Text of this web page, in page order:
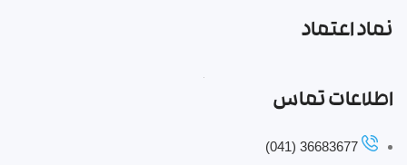
نماد اعتماد
اطلاعات تماس
36683677 (041)